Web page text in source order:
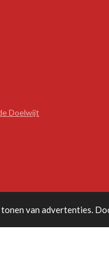
van advertenties.
Doelwijt